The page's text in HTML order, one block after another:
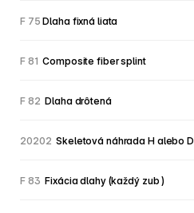
F 75 Dlaha fixná liata
F 81
  Composite fiber splint
F 82 Dlaha drôtená
F 83
  Fixácia dlahy (každý zub )
20202
  Skeletová náhrada H alebo D